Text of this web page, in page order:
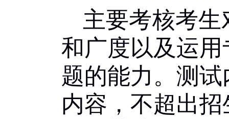
主要考核考
和广度以及运
题的能力。测
内容，不超出